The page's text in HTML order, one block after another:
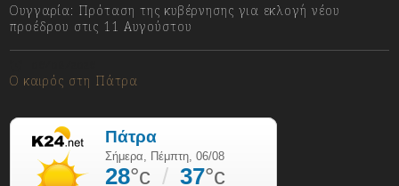
Ουγγαρία: Πρόταση της κυβέρνησης για εκλογή νέου
προέδρου στις 11 Αυγούστου
Ο καιρός στη Πάτρα